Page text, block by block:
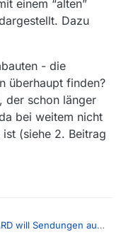
einem “alten”
Dazu
- die
überhaupt finden?
der schon länger
bei weitem nicht
(siehe 2. Beitrag
will Sendungen aus